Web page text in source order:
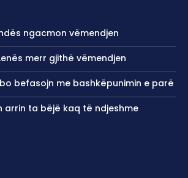
ngacmon vëmendjen
merr gjithë vëmendjen
befasojn me bashkëpunimin e parë
arrin ta bëjë kaq të ndjeshme